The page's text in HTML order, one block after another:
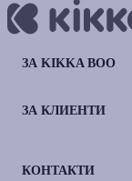
ЗА KIKKA BOO
ЗА КЛИЕНТИ
КОНТАКТИ